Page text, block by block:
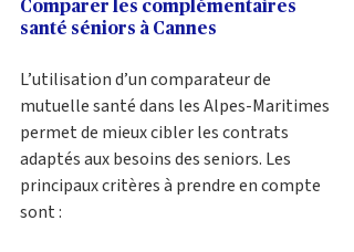
Comparer les complémentaires
santé séniors à Cannes
L’utilisation d’un comparateur de
mutuelle santé dans les Alpes-Maritimes
permet de mieux cibler les contrats
adaptés aux besoins des seniors. Les
principaux critères à prendre en compte
sont :